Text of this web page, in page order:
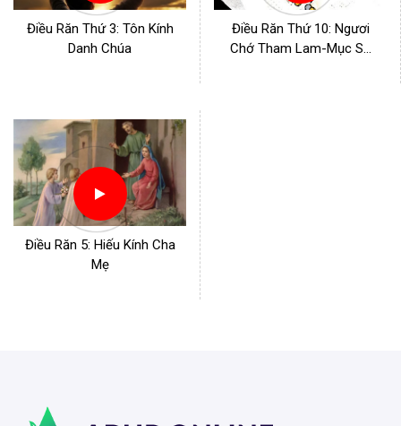
Điều Răn Thứ 3: Tôn Kính
Danh Chúa
Điều Răn Thứ 10: Ngươi
Chớ Tham Lam-Mục Sư
Điều Răn 5: Hiếu Kính Cha
Mẹ